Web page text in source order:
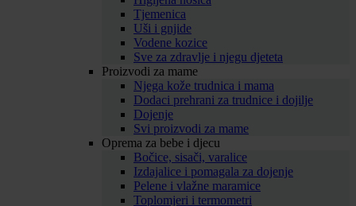
Tjemenica
Uši i gnjide
Vodene kozice
Sve za zdravlje i njegu djeteta
Proizvodi za mame
Njega kože trudnica i mama
Dodaci prehrani za trudnice i dojilje
Dojenje
Svi proizvodi za mame
Oprema za bebe i djecu
Bočice, sisači, varalice
Izdajalice i pomagala za dojenje
Pelene i vlažne maramice
Toplomjeri i termometri